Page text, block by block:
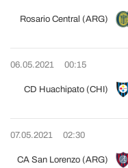
Rosario Central (ARG)
06.05.2021 00:15
CD Huachipato (CHI)
07.05.2021 02:30
CA San Lorenzo (ARG)